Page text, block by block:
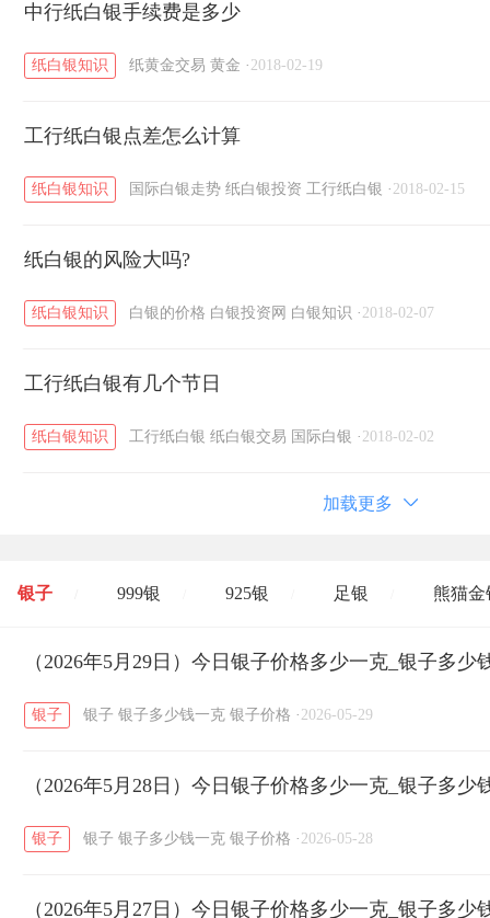
黄金T+D知识 / 粤贵银知识
中行纸白银手续费是多少
纸白银知识 纸黄金交易 黄金 · 2018-02-19
工行纸白银点差怎么计算
纸白银知识 国际白银走势 纸白银投资 工行纸白银 · 2018-02-15
纸白银的风险大吗?
纸白银知识 白银的价格 白银投资网 白银知识 · 2018-02-07
工行纸白银有几个节日
纸白银知识 工行纸白银 纸白银交易 国际白银 · 2018-02-02
加载更多
银子 999银 925银 足银 熊猫金
开国纪念币 大清银币 / 长城币 / 老
菜百 周生生 周大生
六福 / 金至尊 潮宏基 / 亚一金店 /
（2026年5月29日）今日银子价格多少一克_银子多少
银子 银子 银子多少钱一克 银子价格 · 2026-05-29
（2026年5月28日）今日银子价格多少一克_银子多少
银子 银子 银子多少钱一克 银子价格 · 2026-05-28
（2026年5月27日）今日银子价格多少一克_银子多少